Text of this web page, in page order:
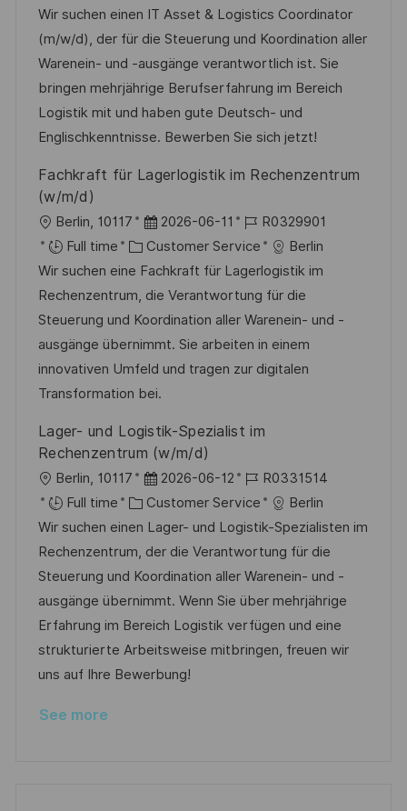
c
a
t
i
o
n
s
t
e
d
D
a
e
b
I
d
a
t
e
g
o
r
Wir suchen einen IT Asset & Logistics Coordinator
(m/w/d), der für die Steuerung und Koordination aller
Warenein- und -ausgänge verantwortlich ist. Sie
bringen mehrjährige Berufserfahrung im Bereich
Logistik mit und haben gute Deutsch- und
Englischkenntnisse. Bewerben Sie sich jetzt!
Fachkraft für Lagerlogistik im Rechenzentrum
(w/m/d)
L
o
c
a
t
i
o
n
Berlin, 10117
P
o
s
t
e
d
D
a
e
2026-06-11
J
o
b
I
d
R0329901
Full time
C
a
t
e
g
o
r
Customer Service
Berlin
Wir suchen eine Fachkraft für Lagerlogistik im
Rechenzentrum, die Verantwortung für die
Steuerung und Koordination aller Warenein- und -
ausgänge übernimmt. Sie arbeiten in einem
innovativen Umfeld und tragen zur digitalen
Transformation bei.
Lager- und Logistik-Spezialist im
Rechenzentrum (w/m/d)
L
o
c
a
t
i
o
n
Berlin, 10117
P
o
s
t
e
d
D
a
t
2026-06-12
J
o
b
I
d
R0331514
Full time
C
a
t
e
g
o
r
y
Customer Service
Berlin
Wir suchen einen Lager- und Logistik-Spezialisten im
Rechenzentrum, der die Verantwortung für die
Steuerung und Koordination aller Warenein- und -
ausgänge übernimmt. Wenn Sie über mehrjährige
Erfahrung im Bereich Logistik verfügen und eine
strukturierte Arbeitsweise mitbringen, freuen wir
uns auf Ihre Bewerbung!
See more